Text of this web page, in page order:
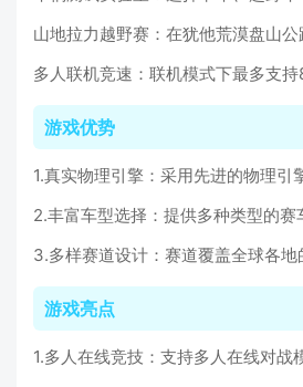
山地拉力越野赛：在犹他荒漠盘山
多人联机竞速：联机模式下最多支
游戏优势
1.真实物理引擎：采用先进的物理引
2.丰富车型选择：提供多种类型的
3.多样赛道设计：赛道覆盖全球各
游戏亮点
1.多人在线竞技：支持多人在线对战